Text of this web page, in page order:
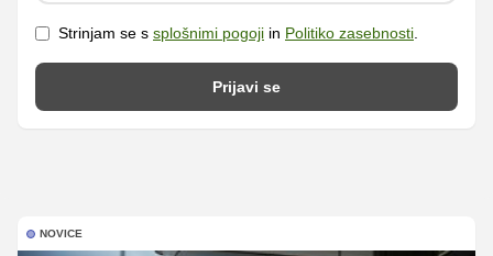
Strinjam se s splošnimi pogoji in Politiko zasebnosti
Prijavi se
NOVICE